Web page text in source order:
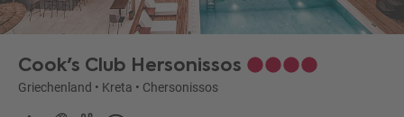
Cook's Club Hersonissos
Griechenland • Kreta • Chersonissos